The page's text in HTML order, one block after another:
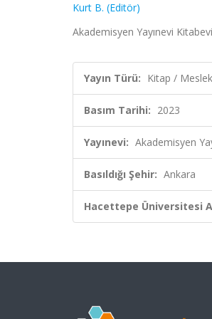
Kurt B. (Editör)
Akademisyen Yayınevi
Yayın Türü: Kitap /
Basım Tarihi: 2023
Yayınevi: Akademisyen
Basıldığı Şehir: Ankara
Hacettepe Üniversitesi